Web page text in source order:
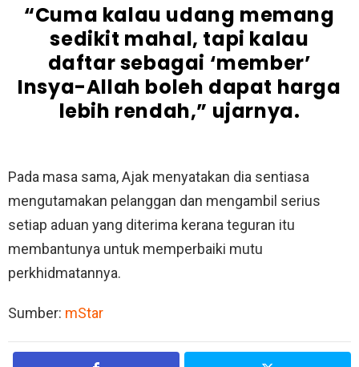
“Cuma kalau udang memang
sedikit mahal, tapi kalau
daftar sebagai ‘member’
Insya-Allah boleh dapat harga
lebih rendah,” ujarnya.
Pada masa sama, Ajak menyatakan dia sentiasa
mengutamakan pelanggan dan mengambil serius
setiap aduan yang diterima kerana teguran itu
membantunya untuk memperbaiki mutu
perkhidmatannya.
Sumber: mStar